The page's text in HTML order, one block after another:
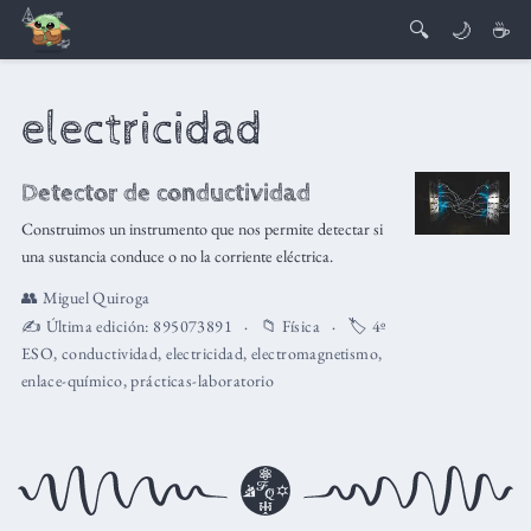
🔍 🌙 ☕
electricidad
Detector de conductividad
Construimos un instrumento que nos permite detectar si
una sustancia conduce o no la corriente eléctrica.
👥 Miguel Quiroga
✍️ Última edición: 895073891 📁 Física 🏷️ 4º
ESO, conductividad,electricidad,electromagnetismo,
enlace-químico,prácticas-laboratorio